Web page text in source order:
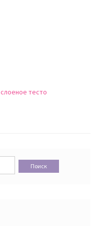
слоеное тесто